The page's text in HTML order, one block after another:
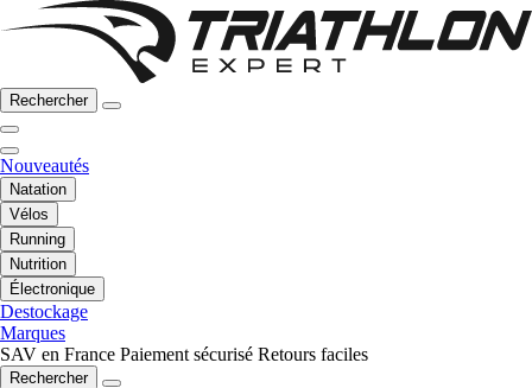
Rechercher
Nouveautés
Natation
Vélos
Running
Nutrition
Électronique
Destockage
Marques
SAV en France Paiement sécurisé Retours faciles
Rechercher